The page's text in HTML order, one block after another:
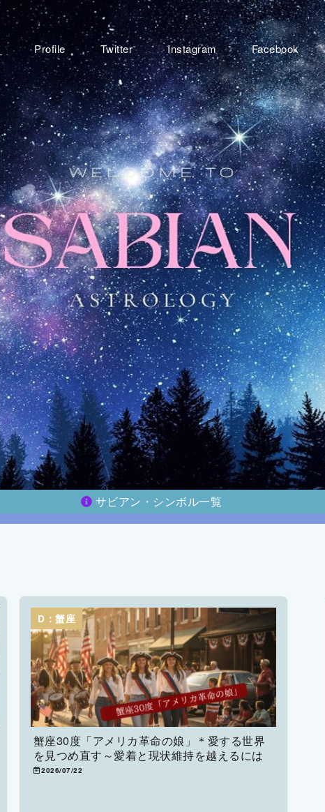
Profile Twitter Instagram Facebook
サビアン・シンボル一覧
D：蟹座
蟹座30度「アメリカ革命の娘」＊愛する世界
を見つめ直す～愛着と現状維持を越えるには
2026/07/22